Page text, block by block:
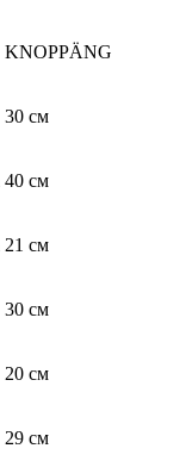
KNOPPÄNG
30 см
40 см
21 см
30 см
20 см
29 см